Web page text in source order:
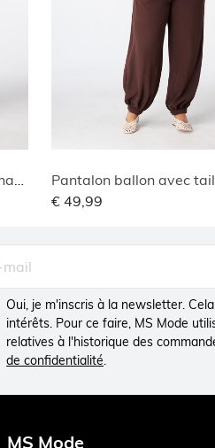
€ 49,99
Oui, je m'inscris à la newsletter.
intérêts. Pour ce faire, MS Mode
relatives à l'historique des
de confidentialité
MS Mode